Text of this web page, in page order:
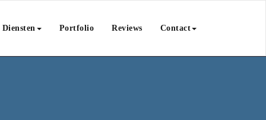
Diensten Portfolio Reviews Contact